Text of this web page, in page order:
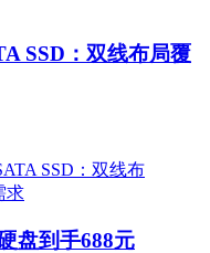
SSD：双线布局覆
盘到手688元